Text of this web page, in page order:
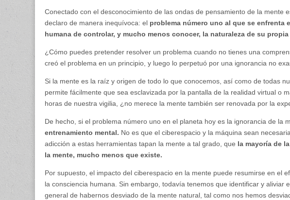
Conectado con el desconocimiento de las ondas de pensamiento de la mente
declaro de manera inequívoca: el problema número uno al que se enfrenta
humana de controlar, y mucho menos conocer, la naturaleza de su propia
¿Cómo puedes pretender resolver un problema cuando no tienes una
creó el problema en un principio, y luego lo perpetuó por una ignorancia no
Si la mente es la raíz y origen de todo lo que conocemos, así como de todas
permite fácilmente que sea esclavizada por la pantalla de la realidad virtual o
horas de nuestra vigilia, ¿no merece la mente también ser renovada por la
De hecho, si el problema número uno en el planeta hoy es la ignorancia de la
entrenamiento mental. No es que el ciberespacio y la máquina sean
adicción a estas herramientas tapan la mente a tal grado, que la mayoría de
la mente, mucho menos que existe.
Por supuesto, el impacto del ciberespacio en la mente puede resumirse en el
la consciencia humana. Sin embargo, todavía tenemos que identificar y aliviar
general de habernos desviado de la mente natural, tal como nos hemos